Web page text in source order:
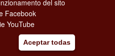
POLICY
del sito
Facebook
YouTube
Aceptar todas